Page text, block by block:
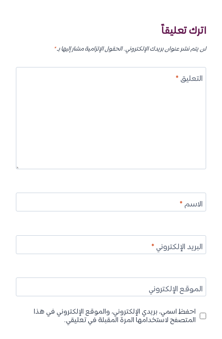
اترك تعليقاً
لن يتم نشر عنوان بريدك الإلكتروني.الحقول الإلزامية مشار إليها بـ*
التعليق*
الاسم*
البريد الإلكتروني*
الموقع الإلكتروني
احفظ اسمي، بريدي الإلكتروني، والموقع الإلكتروني في هذا
المتصفح لاستخدامها المرة المقبلة في تعليقي.